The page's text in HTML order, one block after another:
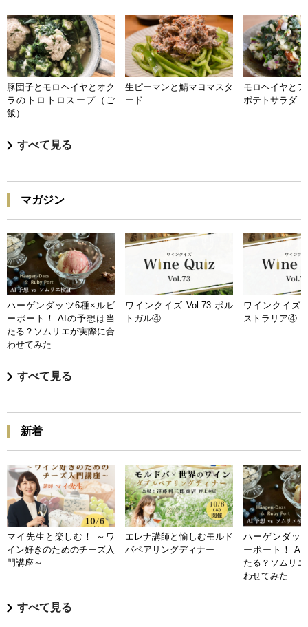
豚団子とモロヘイヤとオク
ラのトロトロスープ（ご
飯）
生ピーマンと鯖マヨマスタ
ード
モロヘイヤと
ポテトサラダ
すべて見る
マガジン
ハーゲンダッツ6種×ルビ
ーポート！ AIの予想は当
たる？ソムリエが実際に合
わせてみた
ワインクイズ Vol.73 ポル
トガル④
ワインクイズ
ストラリア④
すべて見る
新着
マイ先生と楽しむ！ ～ワ
イン好きのためのチーズ入
門講座～
エレナ講師と愉しむモルド
バペアリングディナー
ハーゲンダッ
ーポート！ AI
たる？ソムリ
わせてみた
すべて見る